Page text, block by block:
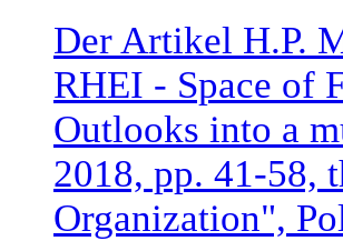
Der Artikel H.P.
RHEI - Space of
Outlooks into a
2018, pp. 41-58,
Organization",